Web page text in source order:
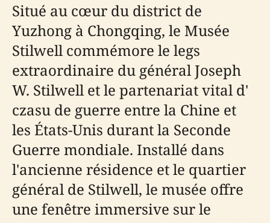
Situé au cœur du district de
Yuzhong à Chongqing, le Musée
Stilwell commémore le legs
extraordinaire du général Joseph
W. Stilwell et le partenariat vital d'
czasu de guerre entre la Chine et
les États-Unis durant la Seconde
Guerre mondiale. Installé dans
l'ancienne résidence et le quartier
général de Stilwell, le musée offre
une fenêtre immersive sur le